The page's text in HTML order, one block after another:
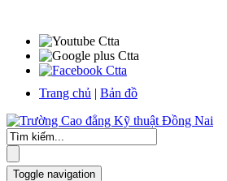
Trang chủ | Bản đồ
Toggle navigation